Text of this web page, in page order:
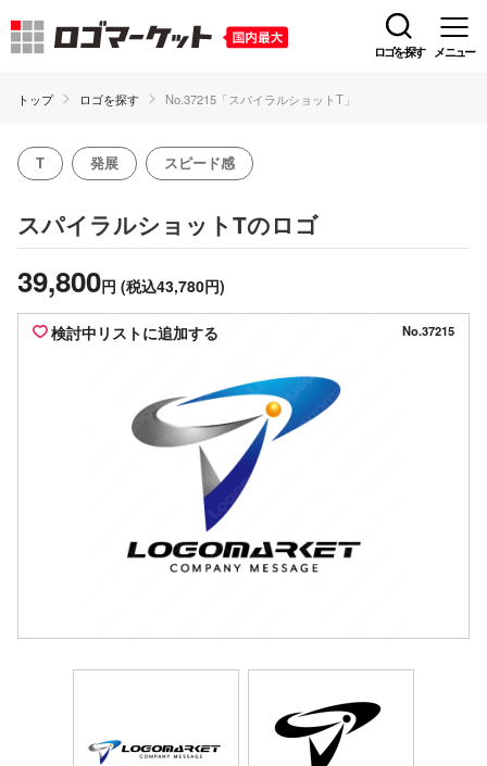
ロゴを探す メニュー
トップ ロゴを探す No.37215「スパイラルショットT」
T 発展 スピード感
スパイラルショットTのロゴ
39,800円 (税込43,780円)
検討中リストに追加する No.37215